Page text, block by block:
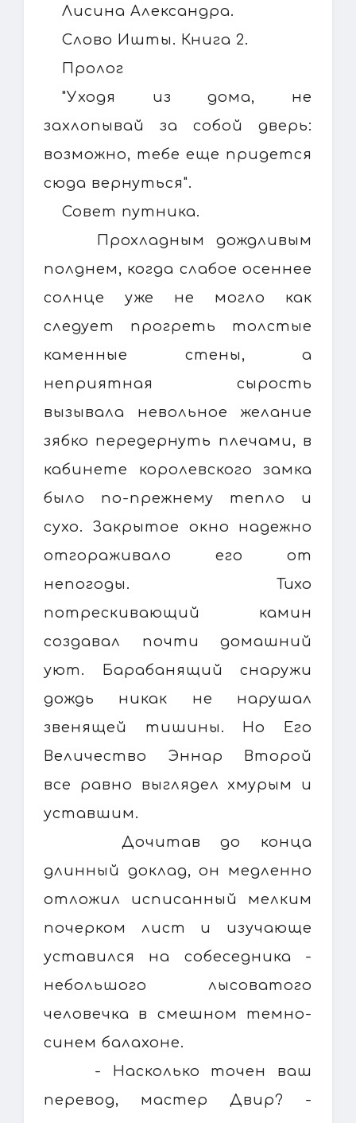
Лисина Александра.
Слово Ишты. Книга 2.
Пролог
"Уходя из дома, не
захлопывай за собой дверь:
возможно, тебе еще придется
сюда вернуться".
Совет путника.
Прохладным дождливым
полднем, когда слабое осеннее
солнце уже не могло как
следует прогреть толстые
каменные стены, а
неприятная сырость
вызывала невольное желание
зябко передернуть плечами, в
кабинете королевского замка
было по-прежнему тепло и
сухо. Закрытое окно надежно
отгораживало его от
непогоды. Тихо
потрескивающий камин
создавал почти домашний
уют. Барабанящий снаружи
дождь никак не нарушал
звенящей тишины. Но Его
Величество Эннар Второй
все равно выглядел хмурым и
уставшим.
Дочитав до конца
длинный доклад, он медленно
отложил исписанный мелким
почерком лист и изучающе
уставился на собеседника -
небольшого лысоватого
человечка в смешном темно-
синем балахоне.
- Насколько точен ваш
перевод, мастер Двир? -